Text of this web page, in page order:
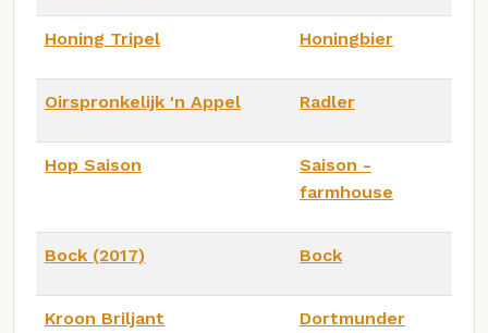
Honing Tripel Honingbier
Oirspronkelijk 'n Appel Radler
Hop Saison
Saison -
farmhouse
Bock (2017) Bock
Kroon Briljant
Dortmunder